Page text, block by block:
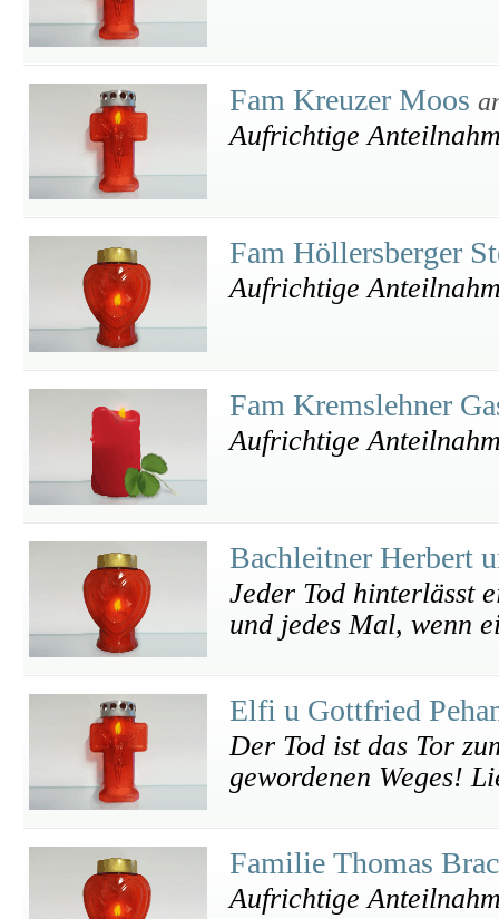
Fam Kreuzer Moos
Aufrichtige
Fam Höllersberger
Aufrichtige
Fam Kremslehner
Aufrichtige
Bachleitner Herbert
Jeder Tod hinterlässt
und jedes Mal, wenn
Elfi u Gottfried
Der Tod ist das Tor
gewordenen Weges!
Familie Thomas
Aufrichtige